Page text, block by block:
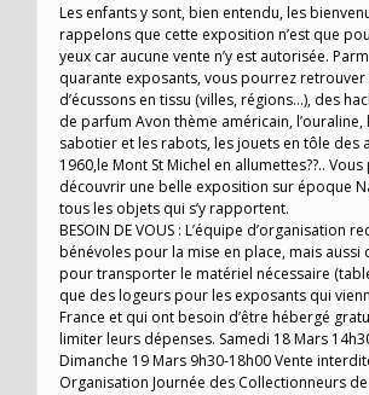
Les enfants y sont, bien entendu, les
rappelons que cette exposition n’est que
yeux car aucune vente n’y est autorisée.
quarante exposants, vous pourrez
d’écussons en tissu (villes, régions…), des
de parfum Avon thème américain, l’ouraline,
sabotier et les rabots, les jouets en tôle des
1960,le Mont St Michel en allumettes??..
découvrir une belle exposition sur époque
tous les objets qui s’y rapportent.
BESOIN DE VOUS : L’équipe d’organisation
bénévoles pour la mise en place, mais aussi
pour transporter le matériel nécessaire
que des logeurs pour les exposants qui
France et qui ont besoin d’être hébergé
limiter leurs dépenses. Samedi 18 Mars
Dimanche 19 Mars 9h30-18h00 Vente
Organisation Journée des Collectionneurs